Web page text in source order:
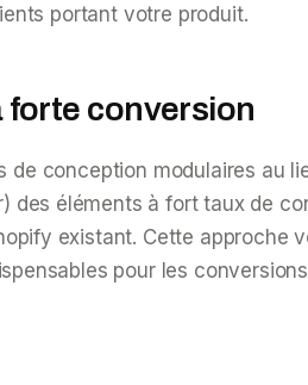
portant votre produit.
forte conversion
conception modulaires au
éléments à fort taux de
existant. Cette approche
pour les